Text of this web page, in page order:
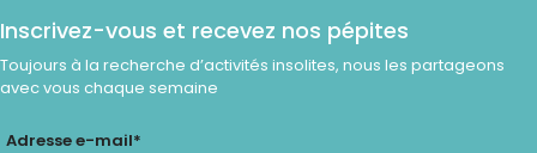
Inscrivez-vous et recevez nos pépites
Toujours à la recherche d’activités insolites, nous les partageons
avec vous chaque semaine
Adresse e-mail*